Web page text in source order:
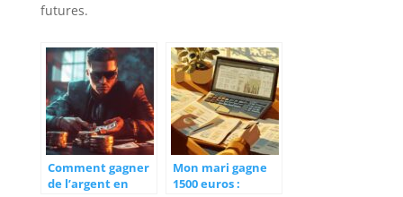
futures.
Comment gagner
de l’argent en
Mon mari gagne
1500 euros :